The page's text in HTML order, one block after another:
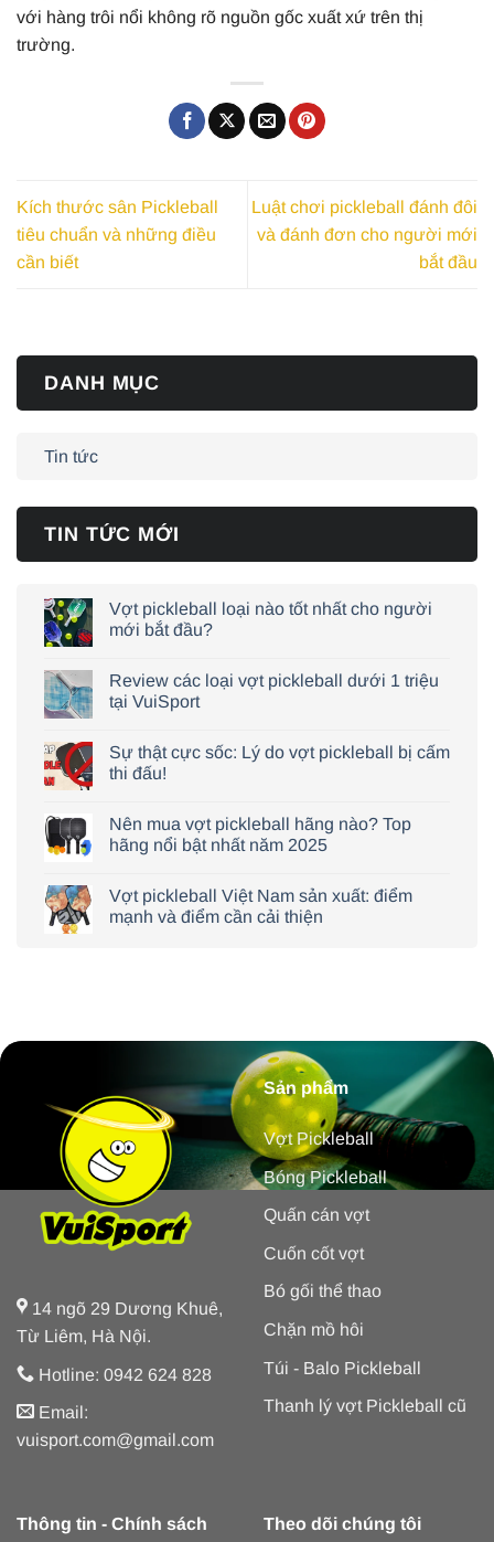
với hàng trôi nổi không rõ nguồn gốc xuất xứ trên thị
trường.
Kích thước sân Pickleball
tiêu chuẩn và những điều
cần biết
Luật chơi pickleball đánh đôi
và đánh đơn cho người mới
bắt đầu
DANH MỤC
Tin tức
TIN TỨC MỚI
Vợt pickleball loại nào tốt nhất cho người
mới bắt đầu?
Review các loại vợt pickleball dưới 1 triệu
tại VuiSport
Sự thật cực sốc: Lý do vợt pickleball bị cấm
thi đấu!
Nên mua vợt pickleball hãng nào? Top
hãng nổi bật nhất năm 2025
Vợt pickleball Việt Nam sản xuất: điểm
mạnh và điểm cần cải thiện
14 ngõ 29 Dương Khuê,
Từ Liêm, Hà Nội.
Hotline: 0942 624 828
Email:
vuisport.com@gmail.com
Sản phẩm
Vợt Pickleball
Bóng Pickleball
Quấn cán vợt
Cuốn cốt vợt
Bó gối thể thao
Chặn mồ hôi
Túi - Balo Pickleball
Thanh lý vợt Pickleball cũ
Thông tin - Chính sách Theo dõi chúng tôi